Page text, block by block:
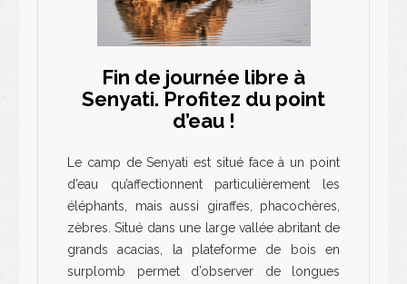
Fin de journée libre à
Senyati. Profitez du point
d’eau !
Le camp de Senyati est situé face à un point
d’eau qu’affectionnent particulièrement les
éléphants, mais aussi giraffes, phacochères,
zèbres. Situé dans une large vallée abritant de
grands acacias, la plateforme de bois en
surplomb permet d’observer de longues